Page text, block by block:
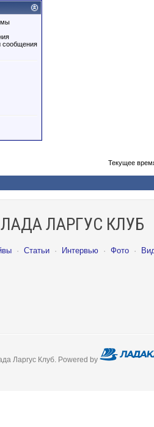
сообщения
Текущее
ЛАРГУС КЛУБ
· Статьи · Интервью · Фото ·
Ларгус Клуб. Powered by